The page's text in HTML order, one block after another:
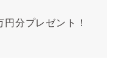
円分プレゼント！